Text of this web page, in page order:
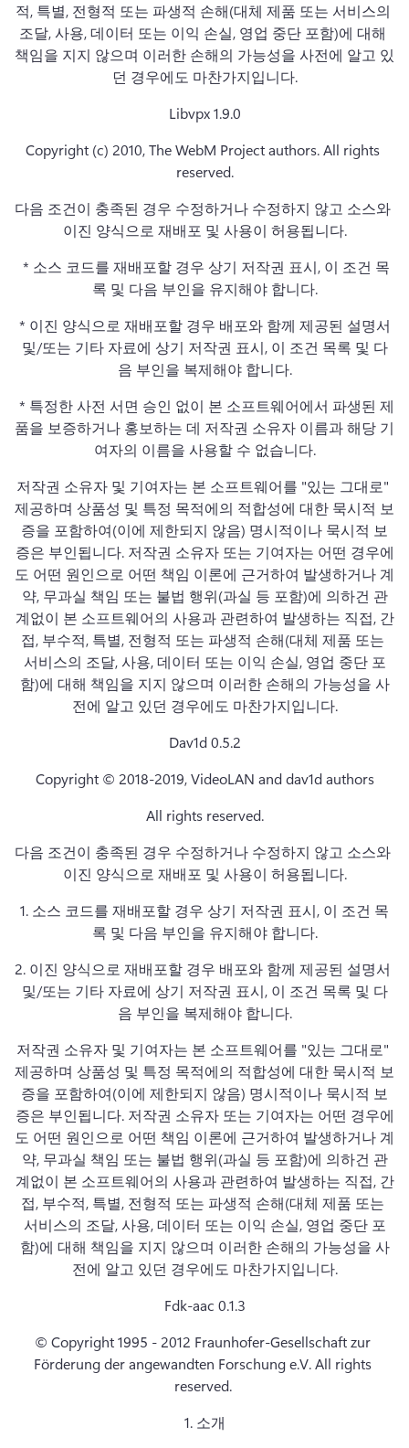
적, 특별, 전형적 또는 파생적 손해(대체 제품 또는 서비스의
조달, 사용, 데이터 또는 이익 손실, 영업 중단 포함)에 대해
책임을 지지 않으며 이러한 손해의 가능성을 사전에 알고 있
던 경우에도 마찬가지입니다.
Libvpx 1.9.0
Copyright (c) 2010, The WebM Project authors. All rights
reserved.
다음 조건이 충족된 경우 수정하거나 수정하지 않고 소스와
이진 양식으로 재배포 및 사용이 허용됩니다.
록 및 다음 부인을 유지해야 합니다.
및/또는 기타 자료에 상기 저작권 표시, 이 조건 목록 및 다
음 부인을 복제해야 합니다.
품을 보증하거나 홍보하는 데 저작권 소유자 이름과 해당 기
여자의 이름을 사용할 수 없습니다.
저작권 소유자 및 기여자는 본 소프트웨어를 "있는 그대로"
제공하며 상품성 및 특정 목적에의 적합성에 대한 묵시적 보
증을 포함하여(이에 제한되지 않음) 명시적이나 묵시적 보
증은 부인됩니다. 저작권 소유자 또는 기여자는 어떤 경우에
도 어떤 원인으로 어떤 책임 이론에 근거하여 발생하거나 계
약, 무과실 책임 또는 불법 행위(과실 등 포함)에 의하건 관
계없이 본 소프트웨어의 사용과 관련하여 발생하는 직접, 간
접, 부수적, 특별, 전형적 또는 파생적 손해(대체 제품 또는
서비스의 조달, 사용, 데이터 또는 이익 손실, 영업 중단 포
함)에 대해 책임을 지지 않으며 이러한 손해의 가능성을 사
전에 알고 있던 경우에도 마찬가지입니다.
Dav1d 0.5.2
Copyright © 2018-2019, VideoLAN and dav1d authors
All rights reserved.
다음 조건이 충족된 경우 수정하거나 수정하지 않고 소스와
이진 양식으로 재배포 및 사용이 허용됩니다.
1. 소스 코드를 재배포할 경우 상기 저작권 표시, 이 조건 목
록 및 다음 부인을 유지해야 합니다.
2. 이진 양식으로 재배포할 경우 배포와 함께 제공된 설명서
및/또는 기타 자료에 상기 저작권 표시, 이 조건 목록 및 다
음 부인을 복제해야 합니다.
저작권 소유자 및 기여자는 본 소프트웨어를 "있는 그대로"
제공하며 상품성 및 특정 목적에의 적합성에 대한 묵시적 보
증을 포함하여(이에 제한되지 않음) 명시적이나 묵시적 보
증은 부인됩니다. 저작권 소유자 또는 기여자는 어떤 경우에
도 어떤 원인으로 어떤 책임 이론에 근거하여 발생하거나 계
약, 무과실 책임 또는 불법 행위(과실 등 포함)에 의하건 관
계없이 본 소프트웨어의 사용과 관련하여 발생하는 직접, 간
접, 부수적, 특별, 전형적 또는 파생적 손해(대체 제품 또는
서비스의 조달, 사용, 데이터 또는 이익 손실, 영업 중단 포
함)에 대해 책임을 지지 않으며 이러한 손해의 가능성을 사
전에 알고 있던 경우에도 마찬가지입니다.
Fdk-aac 0.1.3
© Copyright 1995 - 2012 Fraunhofer-Gesellschaft zur
Förderung der angewandten Forschung e.V. All rights
reserved.
1. 소개